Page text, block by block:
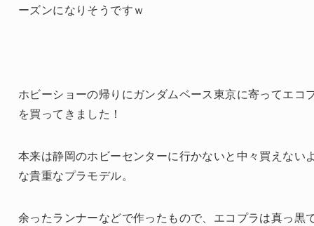
ーズンになりそうですｗ
ホビーショーの帰りにガンダムベース東京に寄ってエコ
を買ってきました！
本来は静岡のホビーセンターに行かないと中々買えない
な貴重なプラモデル。
余ったランナーなどで作ったもので、エコプラは真っ黒